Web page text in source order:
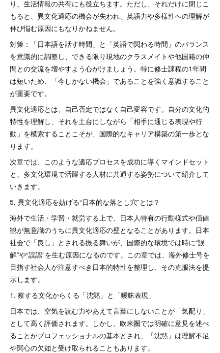
り、生活情報の共有にも役立ちます。ただし、それだけに閉じこ
もると、異文化適応の機会が失われ、英語力や多様性への理解が
伸び悩む原因にもなりかねません。
対策：「日本語を話す時間」と「英語で関わる時間」のバランス
を意識的に調整し、できる限り現地のクラスメイトや他国籍の仲
間との交流を増やすよう心がけましょう。特に修士課程の1年間
は短いため、「今しかない機会」であることを強く意識すること
が重要です。
異文化適応とは、自己否定ではなく自己変容です。自分の文化的
特性を理解し、それを土台にしながら「相手に通じる表現や行
動」を模索することこそが、国際的なキャリア構築の第一歩とな
ります。
次章では、このような適応プロセスを成功に導くマインドセット
と、多文化環境で活躍する人材に共通する姿勢について紹介して
いきます。
5. 異文化適応を妨げる“日本的な落とし穴”とは？
海外で生活・学習・就労する上で、日本人特有の行動様式や価値
観が無意識のうちに異文化適応の壁となることがあります。日本
社会で「良し」とされる振る舞いが、国際的な環境では時に“誤
解”や“誤認”を生む原因になるのです。この章では、海外修士号を
目指す社会人が注意すべき日本的特性を整理し、その克服法を提
示します。
1. 察する文化からくる「沈黙」と「曖昧表現」
日本では、空気を読む力やあえて言葉にしないことが「気配り」
として高く評価されます。しかし、欧米圏では明確に意見を述べ
ることがプロフェッショナルの基本とされ、「沈黙」は理解不足
や関心の欠如と受け取られることもあります。